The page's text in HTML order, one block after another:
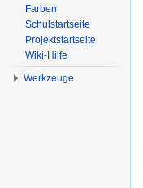
Farben
Schulstartseite
Projektstartseite
Wiki-Hilfe
Werkzeuge